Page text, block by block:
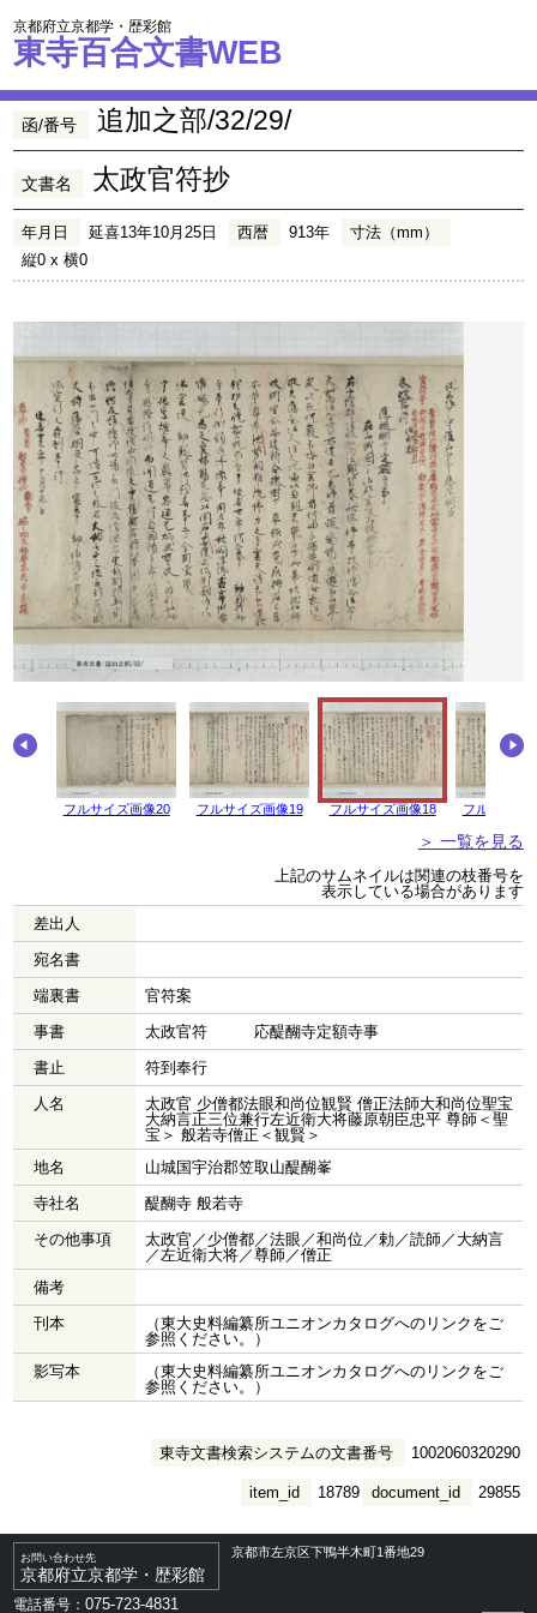
京都府立京都学・歴彩館
東寺百合文書WEB
函/番号 追加之部/32/29/
文書名 太政官符抄
年月日 延喜13年10月25日 西暦 913年
寸法（mm）
縦0 x 横0
フルサイズ画像20 フルサイズ画像19 フルサイズ画像18 フルサイズ
＞ 一覧を見る
上記のサムネイルは関連の枝番号を
表示している場合があります
差出人
宛名書
端裏書
官符案
事書
太政官符 応醍醐寺定額寺事
書止
符到奉行
人名
太政官 少僧都法眼和尚位観賢 僧正法師大和尚位聖宝
大納言正三位兼行左近衛大将藤原朝臣忠平 尊師＜聖
宝＞ 般若寺僧正＜観賢＞
地名
山城国宇治郡笠取山醍醐峯
寺社名
醍醐寺 般若寺
その他事項
太政官／少僧都／法眼／和尚位／勅／読師／大納言
／左近衛大将／尊師／僧正
備考
刊本
（東大史料編纂所ユニオンカタログへのリンクをご
参照ください。）
影写本
（東大史料編纂所ユニオンカタログへのリンクをご
参照ください。）
東寺文書検索システムの文書番号 1002060320290
document_id 29855
item_id 18789
お問い合わせ先
京都府立京都学・歴彩館
京都市左京区下鴨半木町1番地29
電話番号：075-723-4831